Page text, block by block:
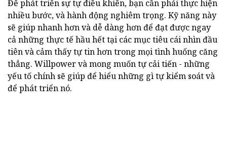
Để phát triển sự tự điều khiển, bạn cần phải thực hiện
nhiều bước, và hành động nghiêm trọng. Kỹ năng này
sẽ giúp nhanh hơn và dễ dàng hơn để đạt được ngay
cả những thực tế hầu hết tại các mục tiêu cái nhìn đầu
tiên và cảm thấy tự tin hơn trong mọi tình huống căng
thẳng. Willpower và mong muốn tự cải tiến - những
yếu tố chính sẽ giúp để hiểu những gì tự kiểm soát và
để phát triển nó.